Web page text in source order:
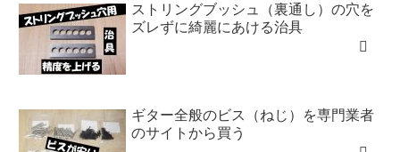
ストリングブッシュ（裏通し）の穴を
ズレずに綺麗にあける治具
ギター全般のビス（ねじ）を専門業者
のサイトから買う